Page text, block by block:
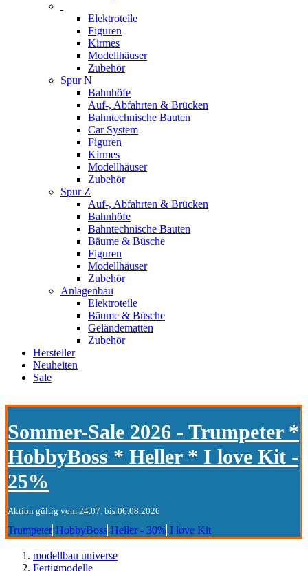
Elektroteile
Figuren
Kirmes
Modellhäuser
Zubehör
Spur N
Bahnhöfe
Auf-, Abfahrten & Brücken
Bahntechnische Bauten
Car System
Figuren
Kirmes
Modellhäuser
Zubehör
Spur Z
Auf-, Abfahrten & Brücken
Bahnhöfe
Bahntechnische Bauten
Bäume & Büsche
Figuren
Modellhäuser
Zubehör
Anlagenbau
Elektroteile
Bäume & Büsche
Geländematten
Zubehör
Hersteller
Neuheiten
Sale
Sommer-Sale 2026 - Trumpeter *
HobbyBoss * Heller * I love Kit -
25%
Aktion gültig vom 24.07. bis 06.08.2026
Trumpeter HobbyBoss Heller - 30% I love Kit
modellbau universe
Fertigmodelle